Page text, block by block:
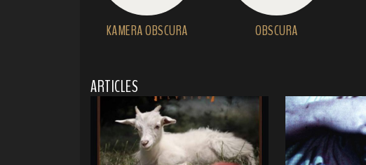
KAMERA OBSCURA OBSCURA
ARTICLES